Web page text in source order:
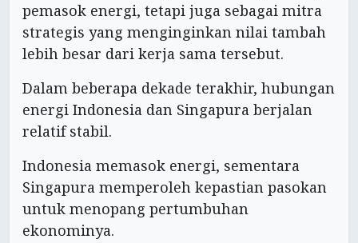
pemasok energi, tetapi juga sebagai mitra
strategis yang menginginkan nilai tambah
lebih besar dari kerja sama tersebut.
Dalam beberapa dekade terakhir, hubungan
energi Indonesia dan Singapura berjalan
relatif stabil.
Indonesia memasok energi, sementara
Singapura memperoleh kepastian pasokan
untuk menopang pertumbuhan
ekonominya.